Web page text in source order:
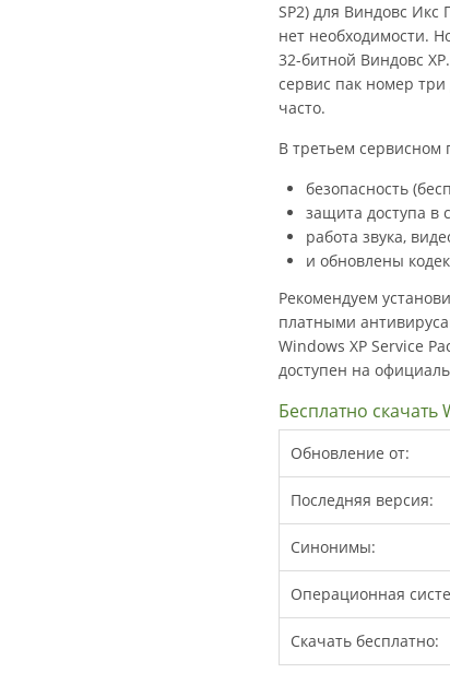
SP2) для Виндовс
нет необходимости.
32-битной Виндовс
сервис пак номер три
часто.
В третьем сервисном
безопасность
защита доступа в
работа звука,
и обновлены
Рекомендуем
платными
Windows XP Service
доступен на
Бесплатно скачать
Обновление от:
Последняя версия:
Синонимы:
Операционная
Скачать бесплатно: